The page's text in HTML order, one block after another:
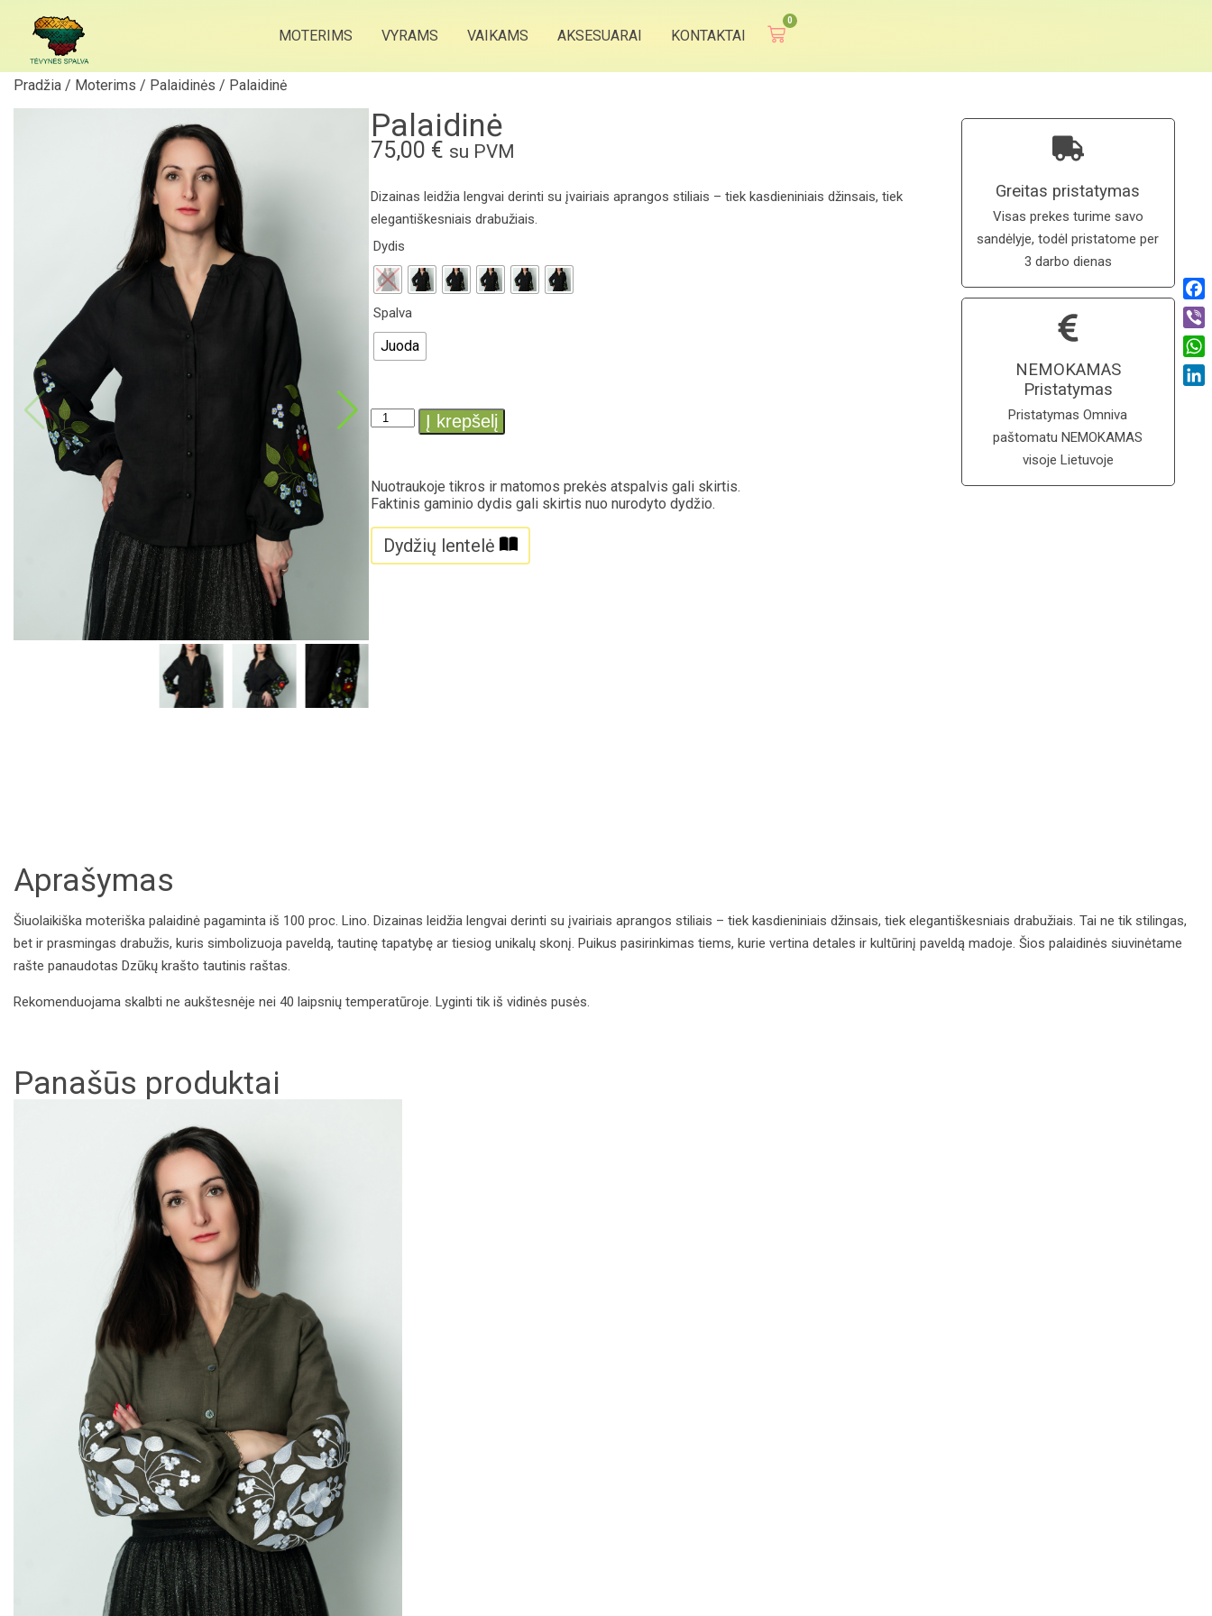
MOTERIMS VYRAMS VAIKAMS AKSESUARAI KONTAKTAI
0
Pradžia / Moterims / Palaidinės / Palaidinė
Palaidinė
75,00 € su PVM
Dizainas leidžia lengvai derinti su įvairiais aprangos stiliais – tiek kasdieniniais džinsais, tiek
elegantiškesniais drabužiais.
Dydis
Spalva
Juoda
Į krepšelį
Nuotraukoje tikros ir matomos prekės atspalvis gali skirtis.
Faktinis gaminio dydis gali skirtis nuo nurodyto dydžio.
Dydžių lentelė
Greitas pristatymas
Visas prekes turime savo
sandėlyje, todėl pristatome per
3 darbo dienas
NEMOKAMAS
Pristatymas
Pristatymas Omniva
paštomatu NEMOKAMAS
visoje Lietuvoje
Aprašymas
Šiuolaikiška moteriška palaidinė pagaminta iš 100 proc. Lino. Dizainas leidžia lengvai derinti su įvairiais aprangos stiliais – tiek kasdieniniais džinsais, tiek elegantiškesniais drabužiais. Tai ne tik stilingas,
bet ir prasmingas drabužis, kuris simbolizuoja paveldą, tautinę tapatybę ar tiesiog unikalų skonį. Puikus pasirinkimas tiems, kurie vertina detales ir kultūrinį paveldą madoje. Šios palaidinės siuvinėtame
rašte panaudotas Dzūkų krašto tautinis raštas.
Rekomenduojama skalbti ne aukštesnėje nei 40 laipsnių temperatūroje. Lyginti tik iš vidinės pusės.
Panašūs produktai